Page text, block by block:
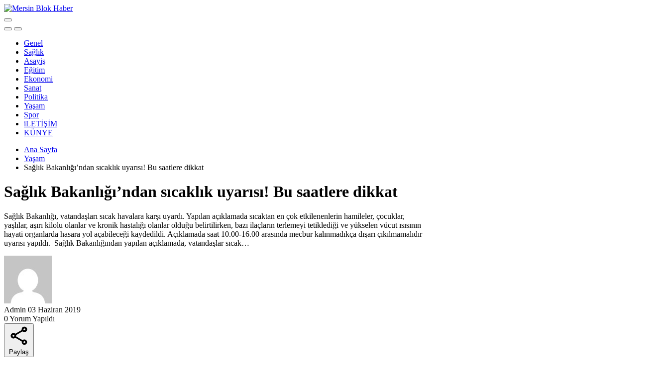
Genel
Sağlık
Asayiş
Eğitim
Ekonomi
Sanat
Politika
Yaşam
Spor
iLETİŞİM
KÜNYE
Ana Sayfa
Yaşam
Sağlık Bakanlığı’ndan sıcaklık uyarısı! Bu saatlere dikkat
Sağlık Bakanlığı’ndan sıcaklık uyarısı! Bu saatlere dikkat
Sağlık Bakanlığı, vatandaşları sıcak havalara karşı uyardı. Yapılan açıklamada sıcaktan en çok etkilenenlerin hamileler, çocuklar,
yaşlılar, aşırı kilolu olanlar ve kronik hastalığı olanlar olduğu belirtilirken, bazı ilaçların terlemeyi tetiklediği ve yükselen vücut ısısının
hayati organlarda hasara yol açabileceği kaydedildi. Açıklamada saat 10.00-16.00 arasında mecbur kalınmadıkça dışarı çıkılmamalıdır
uyarısı yapıldı. Sağlık Bakanlığından yapılan açıklamada, vatandaşlar sıcak…
Admin 03 Haziran 2019
0 Yorum Yapıldı
Paylaş